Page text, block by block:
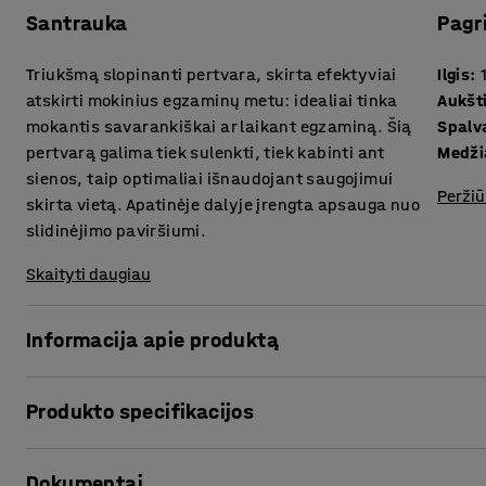
Santrauka
Triukšmą slopinanti pertvara, skirta efektyviai
atskirti mokinius egzaminų metu: idealiai tinka
mokantis savarankiškai ar laikant egzaminą. Šią
pertvarą galima tiek sulenkti, tiek kabinti ant
sienos, taip optimaliai išnaudojant saugojimui
skirta vietą. Apatinėje dalyje įrengta apsauga nuo
slidinėjimo paviršiumi.
Skaityti daugiau
Ilgis:
Informacija apie produktą
idealiai tinka laikant egzaminus ir savarankiškai
Produkto specifikacijos